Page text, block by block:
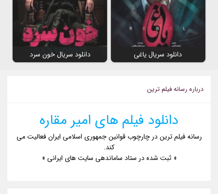
دانلود سریال یاغی دانلود سریال خون سرد
درباره رسانه فیلم ترین
دانلود فیلم های امیر مقاره
رسانه فیلم ترین در چارچوب قوانین جمهوری اسلامی ایران فعالیت می
کند.
« ثبت شده در ستاد ساماندهی سایت های ایرانی »